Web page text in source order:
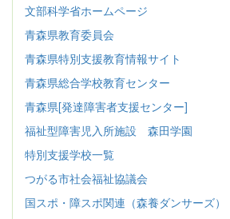
文部科学省ホームページ
青森県教育委員会
青森県特別支援教育情報サイト
青森県総合学校教育センター
青森県[発達障害者支援センター]
福祉型障害児入所施設 森田学園
特別支援学校一覧
つがる市社会福祉協議会
国スポ・障スポ関連（森養ダンサーズ）